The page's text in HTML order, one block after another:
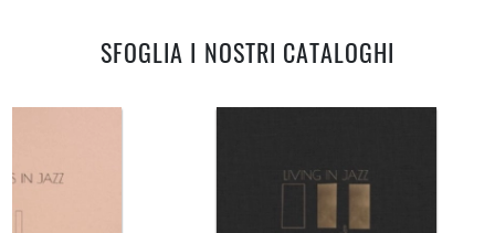
SFOGLIA I NOSTRI CATALOGHI